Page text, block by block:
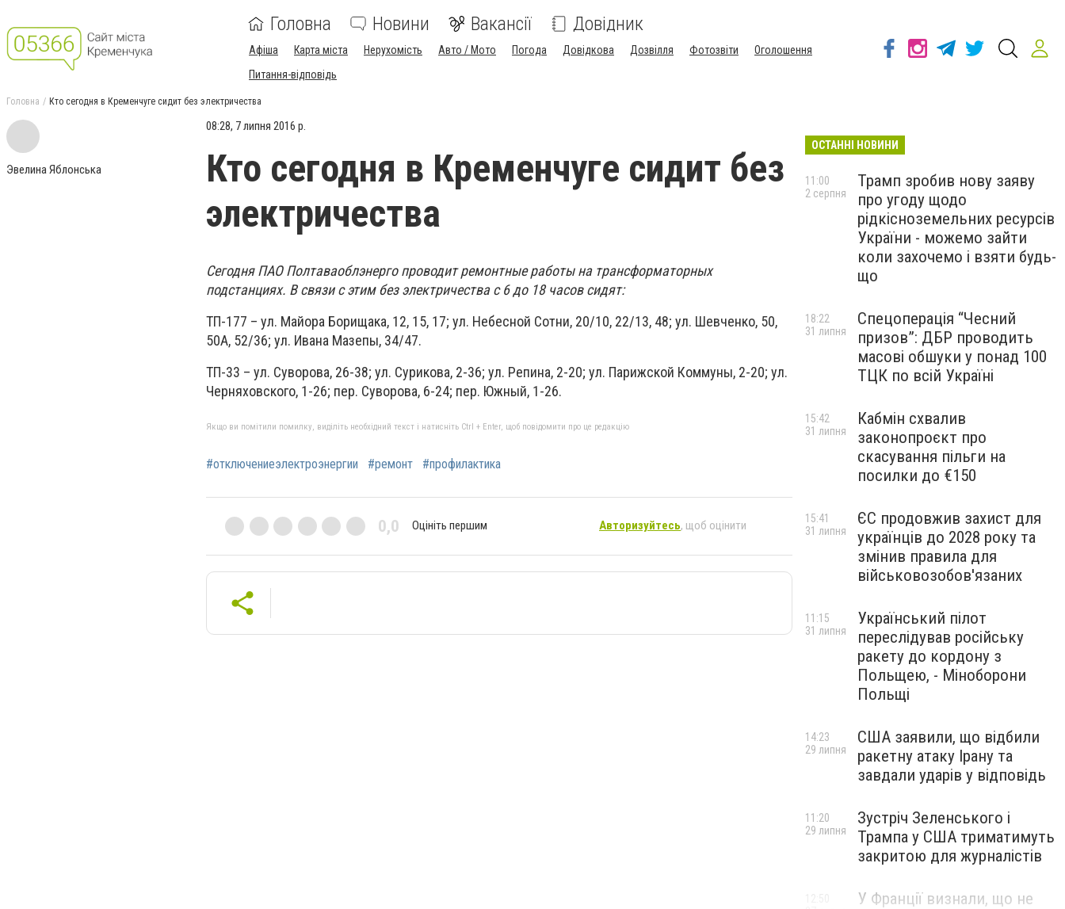
Головна Новини Вакансії Довідник
Афіша Карта міста Нерухомість Авто / Мото Погода Довідкова Дозвілля Фотозвіти
Оголошення
Питання-відповідь
Головна Кто сегодня в Кременчуге сидит без электричества
Эвелина Яблонська
08:28, 7 липня 2016 р.
Кто сегодня в Кременчуге сидит без
электричества
Сегодня ПАО Полтаваоблэнерго проводит ремонтные работы на трансформаторных
подстанциях. В связи с этим без электричества с 6 до 18 часов сидят:
ТП-177 – ул. Майора Борищака, 12, 15, 17; ул. Небесной Сотни, 20/10, 22/13, 48; ул. Шевченко, 50,
50А, 52/36; ул. Ивана Мазепы, 34/47.
ТП-33 – ул. Суворова, 26-38; ул. Сурикова, 2-36; ул. Репина, 2-20; ул. Парижской Коммуны, 2-20; ул.
Черняховского, 1-26; пер. Суворова, 6-24; пер. Южный, 1-26.
Якщо ви помітили помилку, виділіть необхідний текст і натисніть Ctrl + Enter, щоб повідомити про це редакцію
#отключениеэлектроэнергии #ремонт #профилактика
0,0 Оцініть першим Авторизуйтесь, щоб оцінити
ОСТАННІ НОВИНИ
Трамп зробив нову заяву
про угоду щодо
рідкісноземельних ресурсів
України - можемо зайти
коли захочемо і взяти будь-
що
11:00
2 серпня
Спецоперація “Чесний
призов”: ДБР проводить
масові обшуки у понад 100
ТЦК по всій Україні
18:22
31 липня
Кабмін схвалив
законопроєкт про
скасування пільги на
посилки до €150
15:42
31 липня
ЄС продовжив захист для
українців до 2028 року та
змінив правила для
військовозобов'язаних
15:41
31 липня
Український пілот
переслідував російську
ракету до кордону з
Польщею, - Міноборони
Польщі
11:15
31 липня
США заявили, що відбили
ракетну атаку Ірану та
завдали ударів у відповідь
14:23
29 липня
Зустріч Зеленського і
Трампа у США триматимуть
закритою для журналістів
11:20
29 липня
У Франції визнали, що не